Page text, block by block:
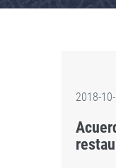
2018-